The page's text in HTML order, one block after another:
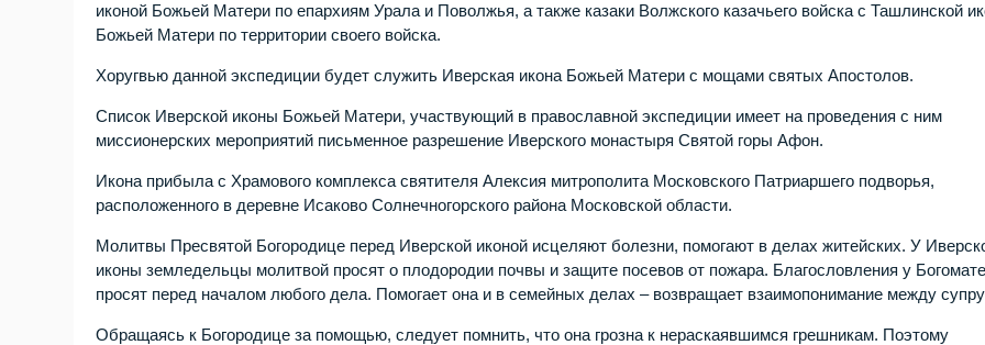
иконой Божьей Матери по епархиям Урала и Поволжья, а также казаки Волжского казачьего войска с Ташлинской
Божьей Матери по территории своего войска.
Хоругвью данной экспедиции будет служить Иверская икона Божьей Матери с мощами святых Апостолов.
Список Иверской иконы Божьей Матери, участвующий в православной экспедиции имеет на проведения с ним
миссионерских мероприятий письменное разрешение Иверского монастыря Святой горы Афон.
Икона прибыла с Храмового комплекса святителя Алексия митрополита Московского Патриаршего подворья,
расположенного в деревне Исаково Солнечногорского района Московской области.
Молитвы Пресвятой Богородице перед Иверской иконой исцеляют болезни, помогают в делах житейских. У
иконы земледельцы молитвой просят о плодородии почвы и защите посевов от пожара. Благословления у
просят перед началом любого дела. Помогает она и в семейных делах – возвращает взаимопонимание между
Обращаясь к Богородице за помощью, следует помнить, что она грозна к нераскаявшимся грешникам. Поэтому